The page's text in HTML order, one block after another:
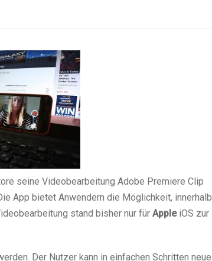
seine Videobearbeitung Adobe Premiere Clip
App bietet Anwendern die Möglichkeit, innerhalb
stand bisher nur für AppleiOS zur
Der Nutzer kann in einfachen Schritten neue